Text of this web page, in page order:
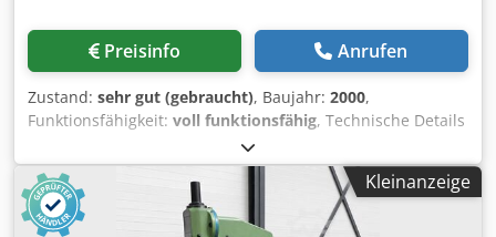
Preisinfo Anrufen
Zustand: sehr gut (gebraucht), Baujahr: 2000,
Funktionsfähigkeit: voll funktionsfähig, Technische Details
Djdpfszr Hrzsx Am Ajkr x-Weg 300 mm y-Weg 160 mm z-
Weg 290 mm Tischfläche 600 x 210 mm
Werkzeugaufnahme SK 40 Spindeldrehzahlen (16) 40 -
2000 U/min Vorschübe stufenlos 5 - 500 mm/min Eilgang
Kleinanzeige